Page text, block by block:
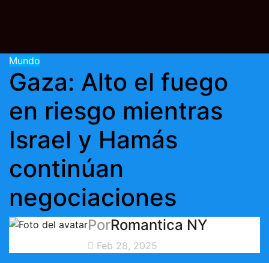
Mundo
Gaza: Alto el fuego
en riesgo mientras
Israel y Hamás
continúan
negociaciones
PorRomantica NY
Feb 28, 2025